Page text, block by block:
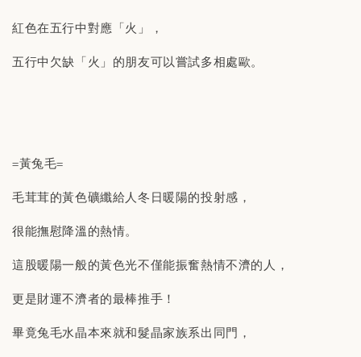
紅色在五行中對應「火」，
五行中欠缺「火」的朋友可以嘗試多相處歐。
=黃兔毛=
毛茸茸的黃色礦纖給人冬日暖陽的投射感，
很能撫慰降溫的熱情。
這股暖陽一般的黃色光不僅能振奮熱情不濟的人，
更是財運不濟者的最棒推手！
畢竟兔毛水晶本來就和髮晶家族系出同門，